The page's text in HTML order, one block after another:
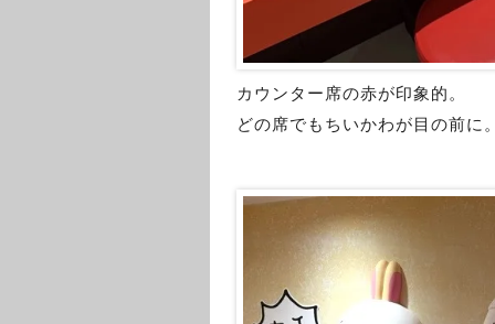
カウンター席の赤が印象的。
どの席でもちいかわが目の前に